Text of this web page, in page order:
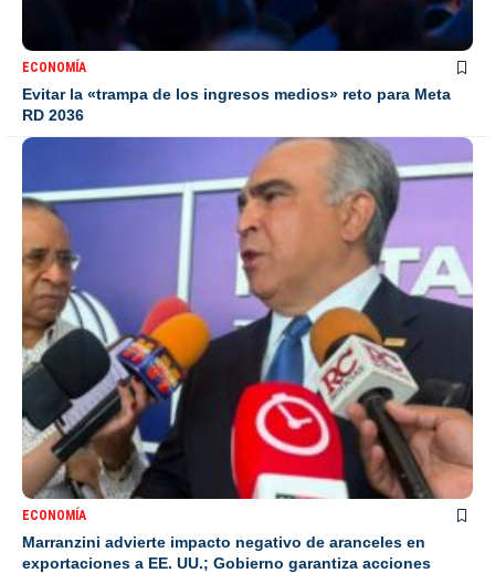
ECONOMÍA
Evitar la «trampa de los ingresos medios» reto para Meta
RD 2036
ECONOMÍA
Marranzini advierte impacto negativo de aranceles en
exportaciones a EE. UU.; Gobierno garantiza acciones